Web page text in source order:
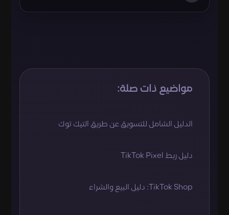
مواضيع ذات صلة:
الدليل الشامل للتسويق عن طريق التيك توك
دليل ربط TikTok Pixel
TikTok Shop: دليل البيع والشراء